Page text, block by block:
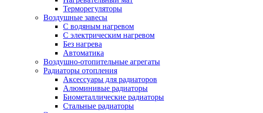
Терморегуляторы
Воздушные завесы
С водяным нагревом
С электрическим нагревом
Без нагрева
Автоматика
Воздушно-отопительные агрегаты
Радиаторы отопления
Аксессуары для радиаторов
Алюминивые радиаторы
Биометаллические радиаторы
Стальные радиаторы